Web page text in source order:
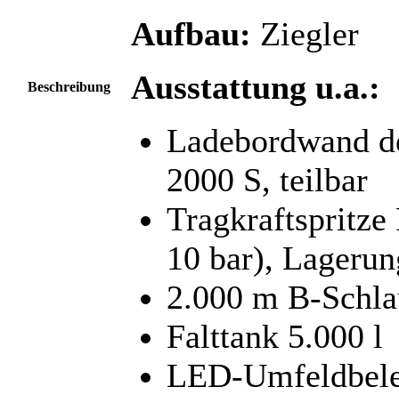
Beschreibung
Aufbau: Ziegler
Ausstattung u.a.:
Ladebordwand
2000 S, teilbar
Tragkraftspritze
10 bar),
2.000 m B-
Falttank 5.000 l
LED-